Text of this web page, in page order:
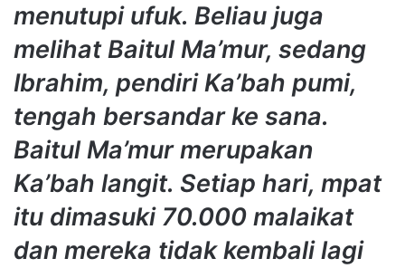
menutupi ufuk. Beliau juga
melihat Baitul Ma’mur, sedang
Ibrahim, pendiri Ka’bah pumi,
tengah bersandar ke sana.
Baitul Ma’mur merupakan
Ka’bah langit. Setiap hari, mpat
itu dimasuki 70.000 malaikat
dan mereka tidak kembali lagi